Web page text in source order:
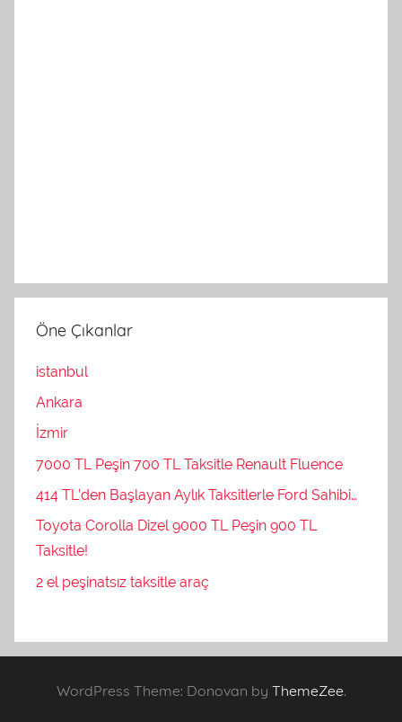
Öne Çıkanlar
istanbul
Ankara
İzmir
7000 TL Peşin 700 TL Taksitle Renault Fluence
414 TL’den Başlayan Aylık Taksitlerle Ford Sahibi…
Toyota Corolla Dizel 9000 TL Peşin 900 TL
Taksitle!
2 el peşinatsız taksitle araç
WordPress Theme: Donovan by ThemeZee.